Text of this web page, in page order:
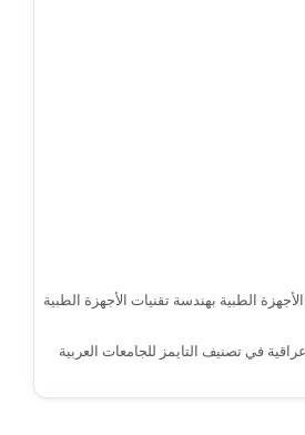
الطبية بهندسة تقنيات الأجهزة الطبية
في تصنيف التايمز للجامعات العربية